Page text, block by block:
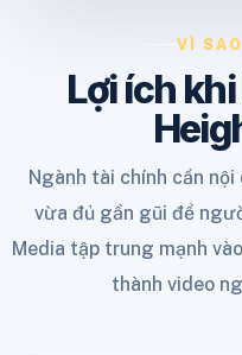
VÌ
Lợi ích
Ngành tài chính cần
vừa đủ gần gũi để
Media tập trung mạnh
thành video